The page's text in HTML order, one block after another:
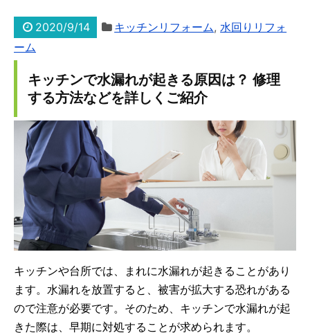
2020/9/14 キッチンリフォーム, 水回りリフォ
ーム
キッチンで水漏れが起きる原因は？ 修理
する方法などを詳しくご紹介
キッチンや台所では、まれに水漏れが起きることがあり
ます。水漏れを放置すると、被害が拡大する恐れがある
ので注意が必要です。そのため、キッチンで水漏れが起
きた際は、早期に対処することが求められます。